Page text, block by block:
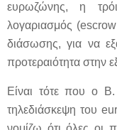
ευρωζώνης, η
λογαριασμός
διάσωσης, για να
προτεραιότητα στην
Είναι τότε που ο
τηλεδιάσκεψη του